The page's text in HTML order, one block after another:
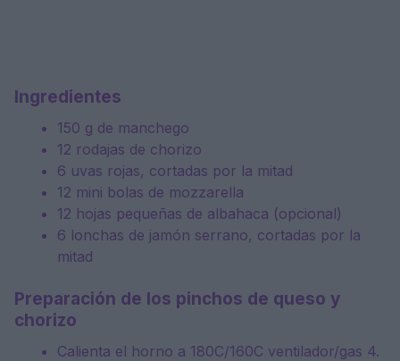
Ingredientes
150 g de manchego
12 rodajas de chorizo
6 uvas rojas, cortadas por la mitad
12 mini bolas de mozzarella
12 hojas pequeñas de albahaca (opcional)
6 lonchas de jamón serrano, cortadas por la
mitad
Preparación de los pinchos de queso y
chorizo
Calienta el horno a 180C/160C ventilador/gas 4.